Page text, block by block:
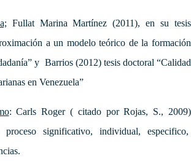
Fullat Marina Martínez (2011), en su tesis
a un modelo teórico de la formación
y Barrios (2012) tesis doctoral “Calidad
en Venezuela”
: Carls Roger ( citado por Rojas, S., 2009)
significativo, individual, especifico,